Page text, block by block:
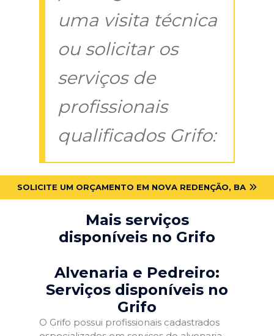
uma visita técnica
ou solicitar os
serviços de
profissionais
qualificados Grifo:
SOLICITE UM ORÇAMENTO EM NOVA REDENÇÃO, BA
Mais serviços
disponíveis no Grifo
Alvenaria e Pedreiro:
Serviços disponíveis no
Grifo
O Grifo possui profissionais cadastrados